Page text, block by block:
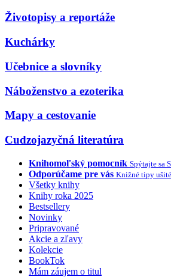
Životopisy a reportáže
Kuchárky
Učebnice a slovníky
Náboženstvo a ezoterika
Mapy a cestovanie
Cudzojazyčná literatúra
Knihomoľský pomocník Spýtajte sa
Odporúčame pre vás Knižné tipy
Všetky knihy
Knihy roka 2025
Bestsellery
Novinky
Pripravované
Akcie a zľavy
Kolekcie
BookTok
Mám záujem o titul